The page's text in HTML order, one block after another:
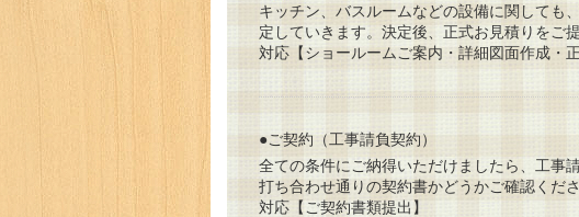
キッチン、バスルームなどの設備に関しても
定していきます。決定後、正式お見積りをご提
対応【ショールームご案内・詳細図面作成・
●ご契約（工事請負契約）
全ての条件にご納得いただけましたら、工事
打ち合わせ通りの契約書かどうかご確認くださ
対応【ご契約書類提出】